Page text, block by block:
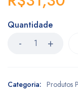
Quantidade
Categoria: Produtos